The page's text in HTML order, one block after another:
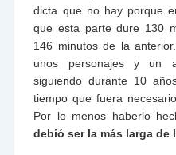
dicta que no hay porque
que esta parte dure 130
146 minutos de la
unos personajes y un
siguiendo durante 10
tiempo que fuera
Por lo menos haberlo
debió ser la más larga de